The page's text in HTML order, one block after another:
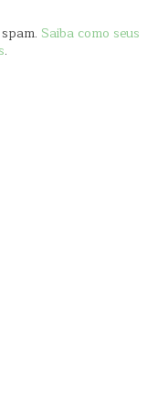
Saiba como seus
.